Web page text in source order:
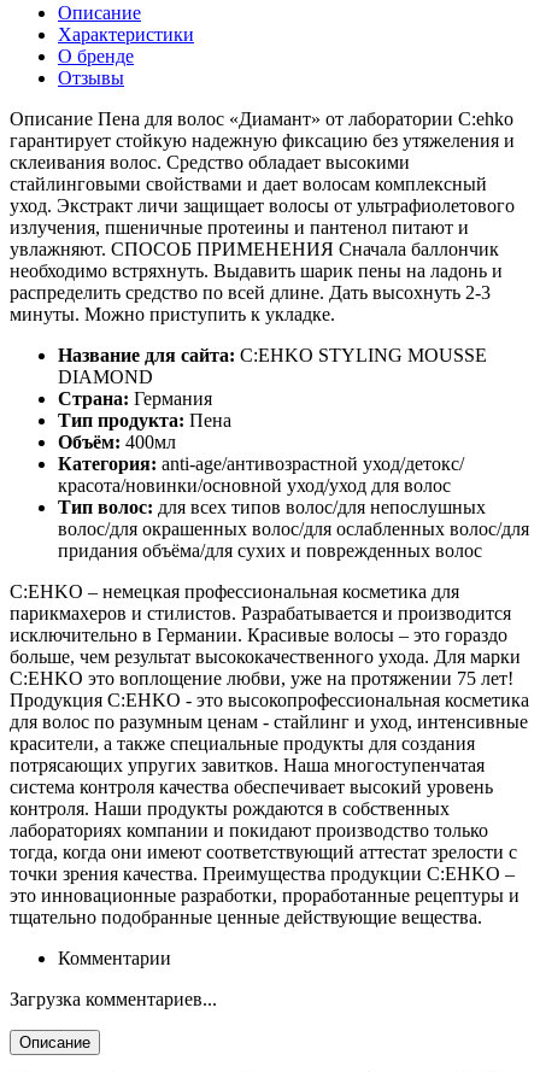
Описание
Характеристики
О бренде
Отзывы
Описание Пена для волос «Диамант» от лаборатории C:ehko
гарантирует стойкую надежную фиксацию без утяжеления и
склеивания волос. Средство обладает высокими
стайлинговыми свойствами и дает волосам комплексный
уход. Экстракт личи защищает волосы от ультрафиолетового
излучения, пшеничные протеины и пантенол питают и
увлажняют. СПОСОБ ПРИМЕНЕНИЯ Сначала баллончик
необходимо встряхнуть. Выдавить шарик пены на ладонь и
распределить средство по всей длине. Дать высохнуть 2-3
минуты. Можно приступить к укладке.
Название для сайта: C:EHKO STYLING MOUSSE
DIAMOND
Страна: Германия
Тип продукта: Пена
Объём: 400мл
Категория: anti-age/антивозрастной уход/детокс/
красота/новинки/основной уход/уход для волос
Тип волос: для всех типов волос/для непослушных
волос/для окрашенных волос/для ослабленных волос/для
придания объёма/для сухих и поврежденных волос
C:EHKO – немецкая профессиональная косметика для
парикмахеров и стилистов. Разрабатывается и производится
исключительно в Германии. Красивые волосы – это гораздо
больше, чем результат высококачественного ухода. Для марки
C:EHKO это воплощение любви, уже на протяжении 75 лет!
Продукция C:EHKO - это высокопрофессиональная косметика
для волос по разумным ценам - стайлинг и уход, интенсивные
красители, а также специальные продукты для создания
потрясающих упругих завитков. Наша многоступенчатая
система контроля качества обеспечивает высокий уровень
контроля. Наши продукты рождаются в собственных
лабораториях компании и покидают производство только
тогда, когда они имеют соответствующий аттестат зрелости с
точки зрения качества. Преимущества продукции C:EHKO –
это инновационные разработки, проработанные рецептуры и
тщательно подобранные ценные действующие вещества.
Комментарии
Загрузка комментариев...
Описание